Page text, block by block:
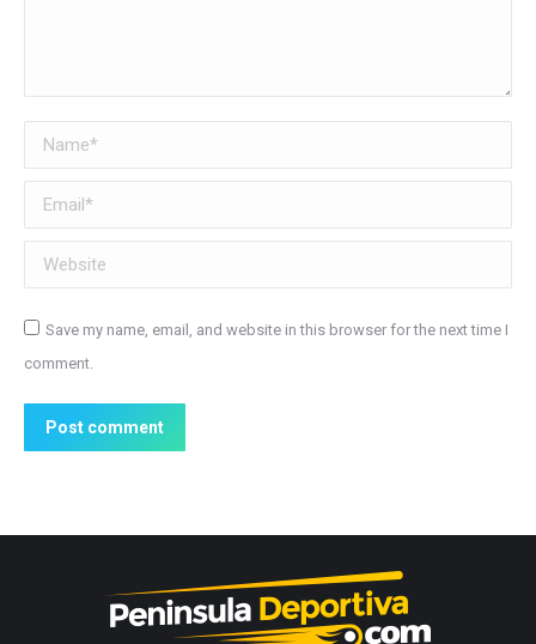
Name *
Email *
Website
Save my name, email, and website in this browser for the next time I
comment.
Post comment